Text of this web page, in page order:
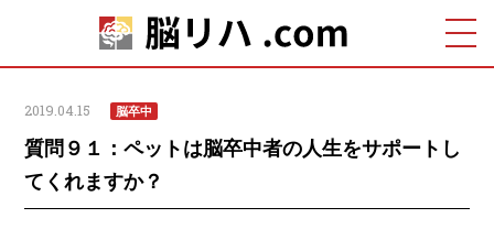
2019.04.15 脳卒中
質問９１：ペットは脳卒中者の人生をサポートし
てくれますか？